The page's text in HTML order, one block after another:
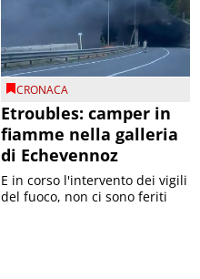
CRONACA
Etroubles: camper in
fiamme nella galleria
di Echevennoz
E in corso l'intervento dei vigili
del fuoco, non ci sono feriti